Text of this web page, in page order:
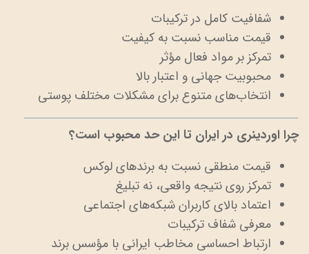
شفافیت کامل در ترکیبات
قیمت مناسب نسبت به کیفیت
تمرکز بر مواد فعال مؤثر
محبوبیت جهانی و اعتبار بالا
انتخاب‌های متنوع برای مشکلات مختلف پوستی
چرا اوردینری در ایران تا این حد محبوب است؟
قیمت منطقی نسبت به برندهای لوکس
تمرکز روی نتیجه واقعی، نه تبلیغ
اعتماد بالای کاربران شبکه‌های اجتماعی
معرفی شفاف ترکیبات
ارتباط احساسی مخاطب ایرانی با مؤسس برند